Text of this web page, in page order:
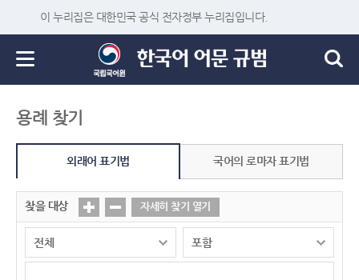
이 누리집은 대한민국 공식 전자정부 누리집입니다.
용례 찾기
외래어 표기법 국어의 로마자 표기법
찾을 대상 자세히 찾기 열기